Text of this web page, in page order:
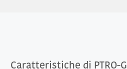
Caratteristiche di PTRO-G